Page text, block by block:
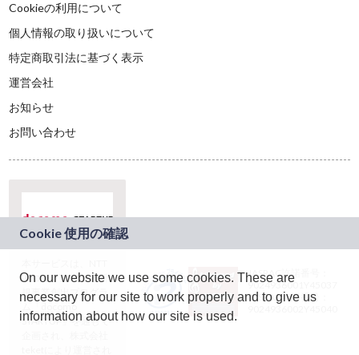
Cookieの利用について
個人情報の取り扱いについて
特定商取引法に基づく表示
運営会社
お知らせ
お問い合わせ
ドコモグループの新
規事業創出プログラ
ム「docomo
STARTUP」を通じて
JASRAC許諾番号：
9024936001Y45037
JASRAC許諾番号：
On our website we use some cookies. These are
necessary for our site to work properly and to give us
information about how our site is used.